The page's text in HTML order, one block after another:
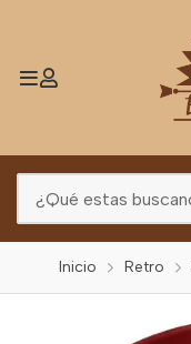
Inicio Retro